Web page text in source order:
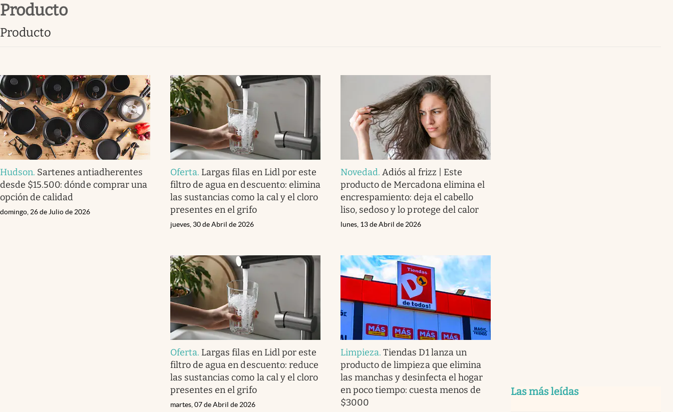
Infotechnology
Eventos Corporativos
El Cronista Studio
Mediakit
abre en nueva pestaña
Producto
Producto
Hudson. Sartenes antiadherentes
desde $15.500: dónde comprar una
opción de calidad
domingo, 26 de Julio de 2026
Oferta. Largas filas en Lidl por este
filtro de agua en descuento: elimina
las sustancias como la cal y el cloro
presentes en el grifo
jueves, 30 de Abril de 2026
Novedad.Adiós al frizz | Este
producto de Mercadona elimina el
encrespamiento: deja el cabello
liso, sedoso y lo protege del calor
lunes, 13 de Abril de 2026
Oferta. Largas filas en Lidl por este
filtro de agua en descuento: reduce
las sustancias como la cal y el cloro
presentes en el grifo
martes, 07 de Abril de 2026
Limpieza.Tiendas D1 lanza un
producto de limpieza que elimina
las manchas y desinfecta el hogar
en poco tiempo: cuesta menos de
$3000
Las más leídas